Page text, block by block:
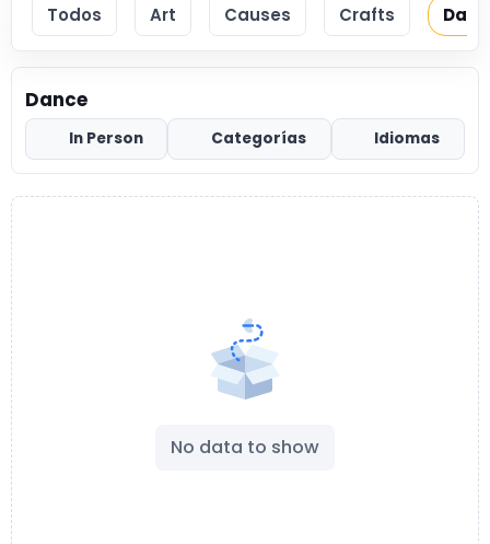
Todos Art Causes Crafts
Dance
In Person Categorías Idiomas
No data to show